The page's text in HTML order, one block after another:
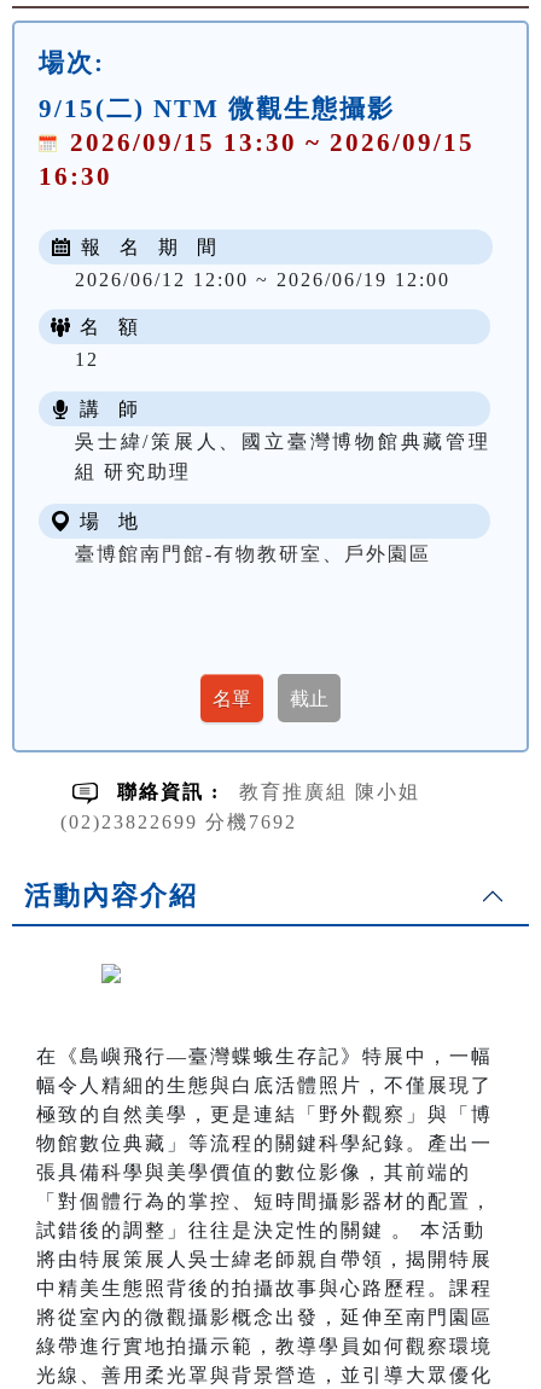
場次:
9/15(二) NTM 微觀生態攝影
2026/09/15 13:30 ~ 2026/09/15
16:30
報 名 期 間
2026/06/12 12:00 ~ 2026/06/19 12:00
名 額
12
講 師
吳士緯/策展人、國立臺灣博物館典藏管理
組 研究助理
場 地
臺博館南門館-有物教研室、戶外園區
聯絡資訊 :
教育推廣組 陳小姐
(02)23822699 分機7692
活動內容介紹
在《島嶼飛行—臺灣蝶蛾生存記》特展中，一幅
幅令人精細的生態與白底活體照片，不僅展現了
極致的自然美學，更是連結「野外觀察」與「博
物館數位典藏」等流程的關鍵科學紀錄。產出一
張具備科學與美學價值的數位影像，其前端的
「對個體行為的掌控、短時間攝影器材的配置，
試錯後的調整」往往是決定性的關鍵 。 本活動
將由特展策展人吳士緯老師親自帶領，揭開特展
中精美生態照背後的拍攝故事與心路歷程。課程
將從室內的微觀攝影概念出發，延伸至南門園區
綠帶進行實地拍攝示範，教導學員如何觀察環境
光線、善用柔光罩與背景營造，並引導大眾優化